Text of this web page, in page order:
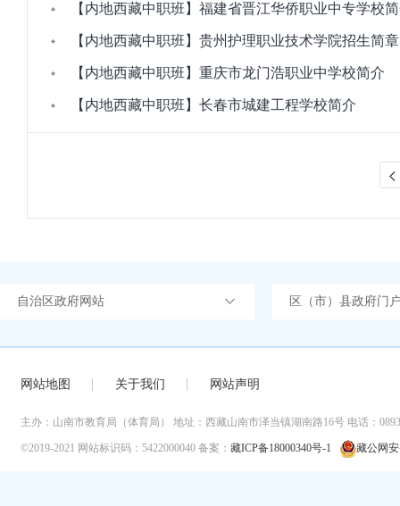
【内地西藏中职班】福建省晋江华侨职业中专学校
【内地西藏中职班】贵州护理职业技术学院招生简章
【内地西藏中职班】重庆市龙门浩职业中学校简介
【内地西藏中职班】长春市城建工程学校简介
自治区政府网站 区（市）县政府门
网站地图 关于我们 网站声明
主办：山南市教育局（体育局） 地址：西藏山南市泽当镇湖南路16号 电话：
©2019-2021 网站标识码：5422000040 备案： 藏ICP备18000340号-1 藏公网安